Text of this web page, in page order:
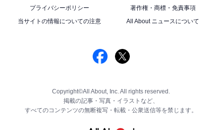
プライバシーポリシー
著作権・商標・免責事項
当サイトの情報についての注意
All About ニュースについて
Copyright©All About, Inc. All rights reserved.
掲載の記事・写真・イラストなど、
すべてのコンテンツの無断複写・転載・公衆送信等を禁じます。